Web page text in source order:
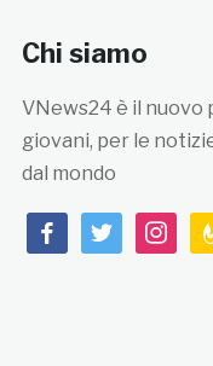
Chi siamo
VNews24 è il nuovo
giovani, per le
dal mondo
facebooktwitter